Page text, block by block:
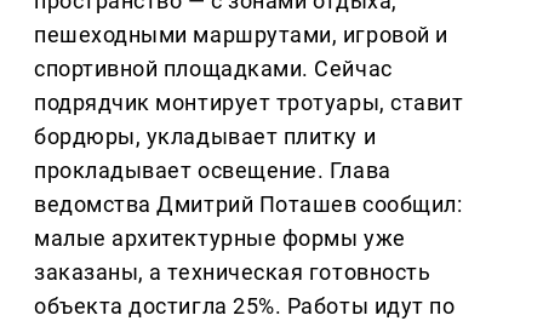
пешеходными маршрутами, игровой и
спортивной площадками. Сейчас
подрядчик монтирует тротуары, ставит
бордюры, укладывает плитку и
прокладывает освещение. Глава
ведомства Дмитрий Поташев сообщил:
малые архитектурные формы уже
заказаны, а техническая готовность
объекта достигла 25%. Работы идут по